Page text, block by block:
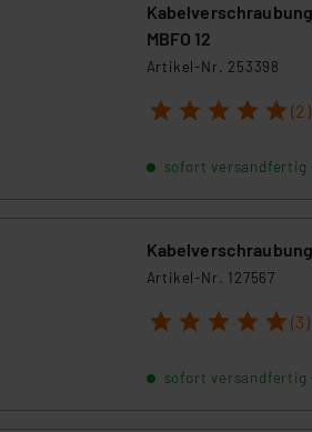
MBFO 12
Artikel-Nr. 253398
1 2 3 4 5 (2)
sofort versandfertig
Kabelverschraubung
Artikel-Nr. 127567
1 2 3 4 5 (3)
sofort versandfertig